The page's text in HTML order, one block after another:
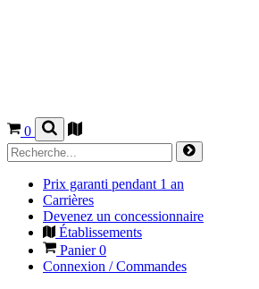
0
Prix garanti pendant 1 an
Carrières
Devenez un concessionnaire
Établissements
Panier0
Connexion / Commandes